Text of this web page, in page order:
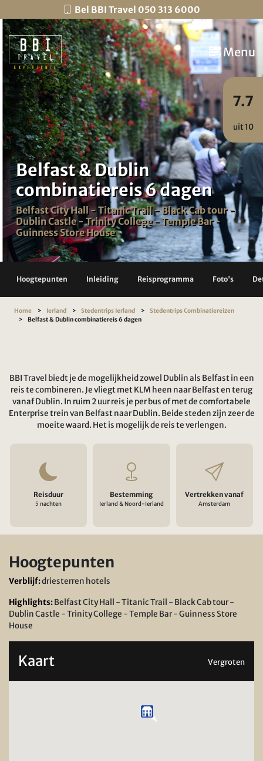
Bel BBI Travel 050 313 6000
Menu
7.7
uit 10
Belfast & Dublin
combinatiereis 6 dagen
Belfast City Hall - Titanic Trail - Black Cab tour -
Dublin Castle - Trinity College - Temple Bar -
Guinness Store House
Hoogtepunten Inleiding Reisprogramma Foto's
Home Ierland Stedentrips Ierland
Stedentrips Combinatiereizen
Belfast & Dublin combinatiereis 6 dagen
BBI Travel biedt je de mogelijkheid zowel Dublin als Belfast in een
reis te combineren. Je vliegt met KLM heen naar Belfast en terug
vanaf Dublin. In ruim 2 uur reis je per bus of met de comfortabele
Enterprise trein van Belfast naar Dublin. Beide steden zijn zeer de
moeite waard. Het is mogelijk de reis te verlengen.
Reisduur
5 nachten
Bestemming
Ierland & Noord-Ierland
Vertrekken vanaf
Amsterdam
Hoogtepunten
Verblijf:driesterren hotels
Highlights:Belfast City Hall - Titanic Trail - Black Cab tour -
Dublin Castle - Trinity College - Temple Bar - Guinness Store
House
Kaart Vergroten